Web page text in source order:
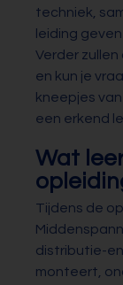
techniek,
leiding
Verder
en kun je
kneepjes
een erkend
Wat
Tijdens de
distributie-
monteert,